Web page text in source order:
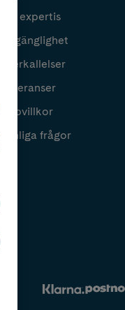
Vår expertis
Tillgänglighet
Återkallelser
Leveranser
Köpvillkor
Vanliga frågor